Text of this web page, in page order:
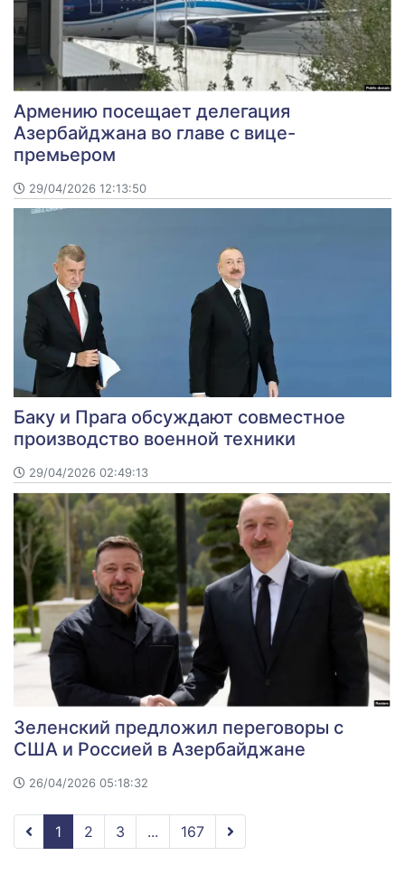
Армению посещает делегация
Азербайджана во главе с вице-
премьером
29/04/2026 12:13:50
Баку и Прага обсуждают совместное
производство военной техники
29/04/2026 02:49:13
Зеленский предложил переговоры с
США и Россией в Азербайджане
26/04/2026 05:18:32
1 2 3 ... 167